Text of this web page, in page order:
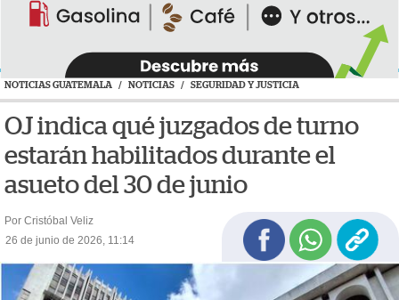
NOTICIAS GUATEMALA / NOTICIAS / SEGURIDAD Y JUSTICIA
OJ indica qué juzgados de turno
estarán habilitados durante el
asueto del 30 de junio
Por Cristóbal Veliz
26 de junio de 2026, 11:14